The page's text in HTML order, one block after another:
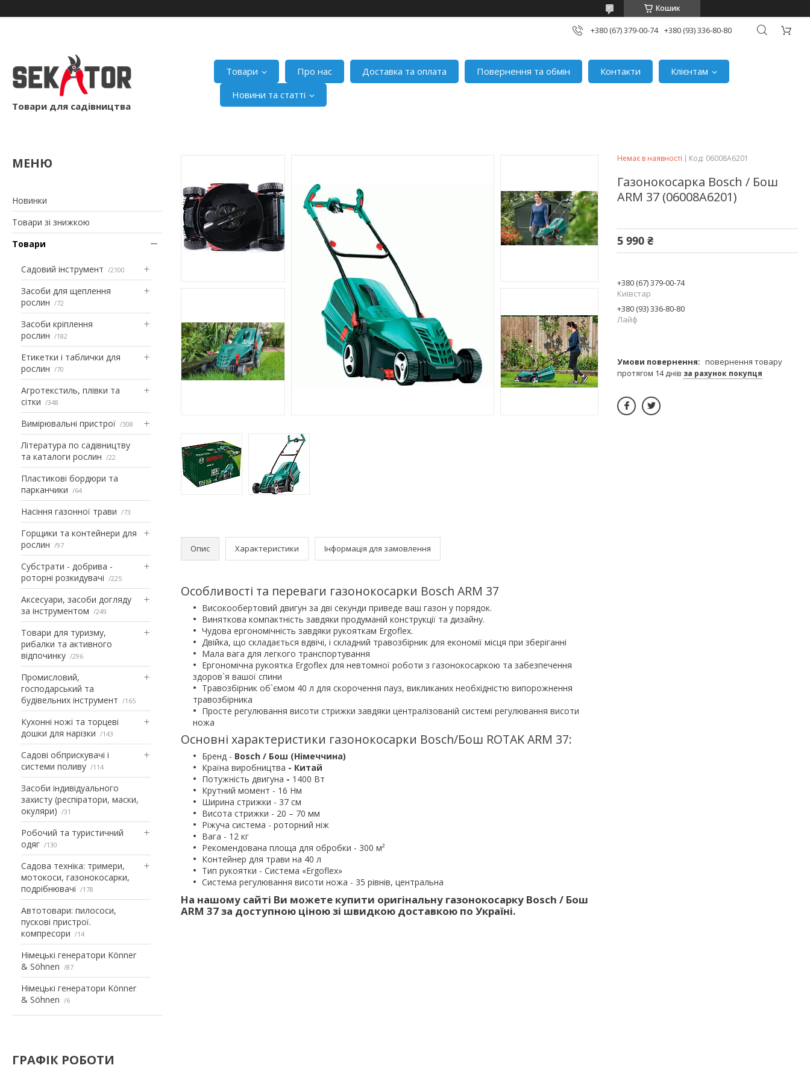
Кошик
+380 (67) 379-00-74 +380 (93) 336-80-80
Товари для садівництва
Товари Про нас Доставка та оплата Повернення та обмін Контакти
Клієнтам
Новини та статті
Новинки
Товари зі знижкою
Товари
Садовий інструмент 2100
Засоби для щеплення
рослин
72
Засоби кріплення
рослин
182
Етикетки і таблички для
рослин
70
Агротекстиль, плівки та
сітки
348
Вимірювальні пристрої 308
Література по садівництву
та каталоги рослин
22
Пластикові бордюри та
парканчики
64
Насіння газонної трави 73
Горщики та контейнери для
рослин
97
Субстрати - добрива -
роторні розкидувачі
225
Аксесуари, засоби догляду
за інструментом
249
Товари для туризму,
рибалки та активного
відпочинку
296
Промисловий,
господарський та
будівельних інструмент
165
Кухонні ножі та торцеві
дошки для нарізки
143
Садові обприскувачі і
системи поливу
114
Засоби індивідуального
захисту (респіратори, маски,
окуляри)
31
Робочий та туристичний
одяг
130
Садова техніка: тримери,
мотокоси, газонокосарки,
подрібнювачі
178
Автотовари: пилососи,
пускові пристрої.
компресори
14
Німецькі генератори Könner
& Söhnen
87
Німецькі генератори Könner
& Söhnen
6
ГРАФІК РОБОТИ
Опис Характеристики Інформація для замовлення
Особливості та переваги газонокосарки Bosch ARM 37
Високообертовий двигун за дві секунди приведе ваш газон у порядок.
Виняткова компактність завдяки продуманій конструкції та дизайну.
Чудова ергономічність завдяки рукояткам Ergoflex.
Двійка, що складається вдвічі, і складний травозбірник для економії місця при зберіганні
Мала вага для легкого транспортування
Ергономічна рукоятка Ergoflex для невтомної роботи з газонокосаркою та забезпечення
здоров`я вашої спини
Травозбірник об`ємом 40 л для скорочення пауз, викликаних необхідністю випорожнення
травозбірника
Просте регулювання висоти стрижки завдяки централізованій системі регулювання висоти
ножа
Основні характеристики газонокосарки Bosch/Бош ROTAK ARM 37:
Бренд - Bosch / Бош (Німеччина)
Країна виробництва - Китай
Потужність двигуна - 1400 Вт
Крутний момент - 16 Нм
Ширина стрижки - 37 см
Висота стрижки - 20 – 70 мм
Ріжуча система - роторний ніж
Вага - 12 кг
Рекомендована площа для обробки - 300 м²
Контейнер для трави на 40 л
Тип рукоятки - Система «Ergoflex»
Система регулювання висоти ножа - 35 рівнів, центральна
На нашому сайті Ви можете купити оригінальну газонокосарку Bosch / Бош
ARM 37 за доступною ціною зі швидкою доставкою по Україні.
Немає в наявності Код: 06008A6201
Газонокосарка Bosch / Бош
ARM 37 (06008A6201)
5 990 ₴
+380 (67) 379-00-74
Київстар
+380 (93) 336-80-80
Лайф
повернення товару
протягом 14 днів за рахунок покупця